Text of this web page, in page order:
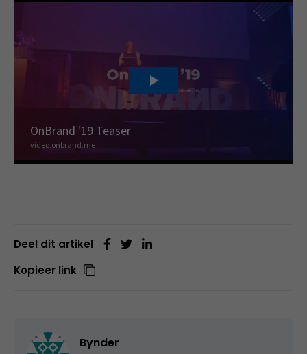
Deel dit artikel
Kopieer link
Bynder